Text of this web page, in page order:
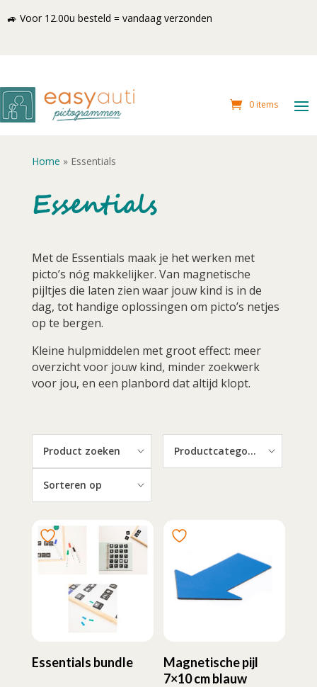
🚙 Voor 12.00u besteld = vandaag verzonden
0 items
Home » Essentials
Essentials
Met de Essentials maak je het werken met
picto’s nóg makkelijker. Van magnetische
pijltjes die laten zien waar jouw kind is in de
dag, tot handige oplossingen om picto’s netjes
op te bergen.
Kleine hulpmiddelen met groot effect: meer
overzicht voor jouw kind, minder zoekwerk
voor jou, en een planbord dat altijd klopt.
Product zoeken Productcategorieën
Sorteren op
Essentials bundle
Magnetische pijl
7×10 cm blauw